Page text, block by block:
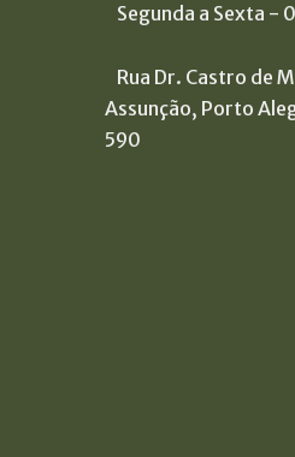
Segunda a Sexta -
Rua Dr. Castro de
Assunção, Porto
590